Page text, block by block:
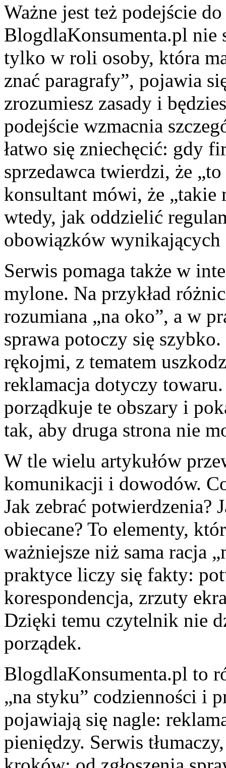
Ważne jest też podejście
BlogdlaKonsumenta.pl
tylko w roli osoby, która
znać paragrafy”, pojawia
zrozumiesz zasady i
podejście wzmacnia
łatwo się zniechęcić: gdy
sprzedawca twierdzi, że
konsultant mówi, że „takie
wtedy, jak oddzielić
obowiązków wynikających
Serwis pomaga także w
mylone. Na przykład
rozumiana „na oko”, a w
sprawa potoczy się
rękojmi, z tematem
reklamacja dotyczy
porządkuje te obszary i
tak, aby druga strona nie
W tle wielu artykułów
komunikacji i dowodów.
Jak zebrać potwierdzenia?
obiecane? To elementy,
ważniejsze niż sama racja
praktyce liczy się fakty:
korespondencja, zrzuty
Dzięki temu czytelnik nie
porządek.
BlogdlaKonsumenta.pl to
„na styku” codzienności i
pojawiają się nagle:
pieniędzy. Serwis